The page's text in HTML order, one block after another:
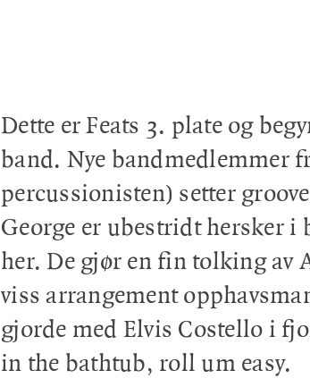
Dette er Feats 3. plate og
band. Nye bandmedlemmer
percussionisten) setter
George er ubestridt hersker i
her. De gjør en fin tolking av
viss arrangement
gjorde med Elvis Costello i
in the bathtub, roll um easy.